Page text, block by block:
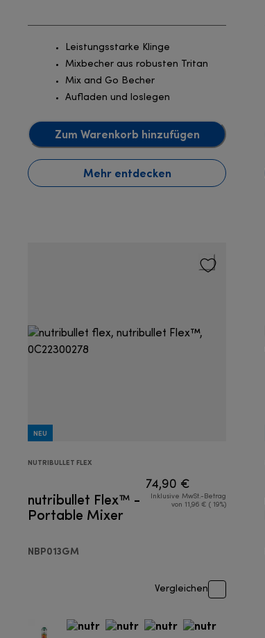
Leistungsstarke Klinge
Mixbecher aus robusten Tritan
Mix and Go Becher
Aufladen und loslegen
Zum Warenkorb hinzufügen
Mehr entdecken
NEU
NUTRIBULLET FLEX
nutribullet Flex™ -
Portable Mixer
NBP013GM
74,90 €
Inklusive MwSt.-Betrag
von 11,96 € ( 19%)
Vergleichen